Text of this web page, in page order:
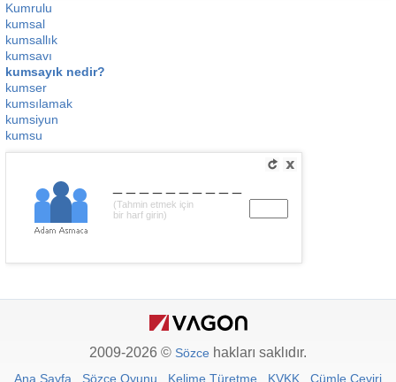
Kumrulu
kumsal
kumsallık
kumsavı
kumsayık nedir?
kumser
kumsılamak
kumsiyun
kumsu
(Tahmin etmek için
bir harf girin)
2009-2026 © Sözce hakları saklıdır.
Ana Sayfa Sözce Oyunu Kelime Türetme KVKK Cümle Çeviri